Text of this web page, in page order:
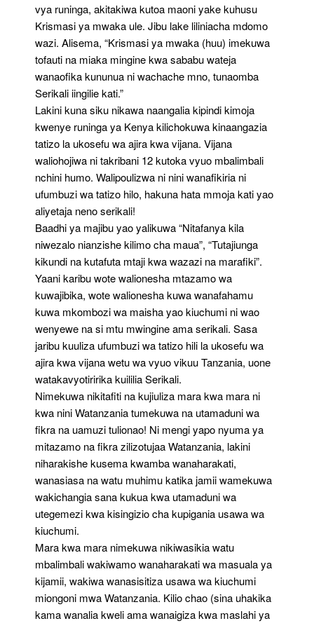
vya runinga, akitakiwa kutoa maoni yake kuhusu
Krismasi ya mwaka ule. Jibu lake liliniacha mdomo
wazi. Alisema, “Krismasi ya mwaka (huu) imekuwa
tofauti na miaka mingine kwa sababu wateja
wanaofika kununua ni wachache mno, tunaomba
Serikali iingilie kati.”
Lakini kuna siku nikawa naangalia kipindi kimoja
kwenye runinga ya Kenya kilichokuwa kinaangazia
tatizo la ukosefu wa ajira kwa vijana. Vijana
waliohojiwa ni takribani 12 kutoka vyuo mbalimbali
nchini humo. Walipoulizwa ni nini wanafikiria ni
ufumbuzi wa tatizo hilo, hakuna hata mmoja kati yao
aliyetaja neno serikali!
Baadhi ya majibu yao yalikuwa “Nitafanya kila
niwezalo nianzishe kilimo cha maua”, “Tutajiunga
kikundi na kutafuta mtaji kwa wazazi na marafiki”.
Yaani karibu wote walionesha mtazamo wa
kuwajibika, wote walionesha kuwa wanafahamu
kuwa mkombozi wa maisha yao kiuchumi ni wao
wenyewe na si mtu mwingine ama serikali. Sasa
jaribu kuuliza ufumbuzi wa tatizo hili la ukosefu wa
ajira kwa vijana wetu wa vyuo vikuu Tanzania, uone
watakavyotiririka kuililia Serikali.
Nimekuwa nikitafiti na kujiuliza mara kwa mara ni
kwa nini Watanzania tumekuwa na utamaduni wa
fikra na uamuzi tulionao! Ni mengi yapo nyuma ya
mitazamo na fikra zilizotujaa Watanzania, lakini
niharakishe kusema kwamba wanaharakati,
wanasiasa na watu muhimu katika jamii wamekuwa
wakichangia sana kukua kwa utamaduni wa
utegemezi kwa kisingizio cha kupigania usawa wa
kiuchumi.
Mara kwa mara nimekuwa nikiwasikia watu
mbalimbali wakiwamo wanaharakati wa masuala ya
kijamii, wakiwa wanasisitiza usawa wa kiuchumi
miongoni mwa Watanzania. Kilio chao (sina uhakika
kama wanalia kweli ama wanaigiza kwa maslahi ya